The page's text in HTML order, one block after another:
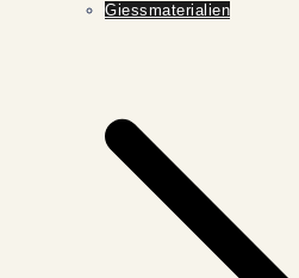
Giessmaterialien